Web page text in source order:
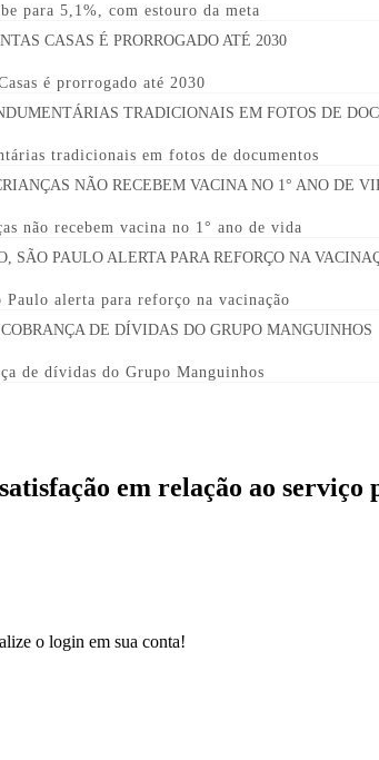
para 5,1%, com estouro da meta
é prorrogado até 2030
tradicionais em fotos de documentos
não recebem vacina no 1° ano de vida
Paulo alerta para reforço na vacinação
de dívidas do Grupo Manguinhos
em relação ao serviço
o login em sua conta!